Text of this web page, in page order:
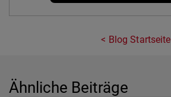
Blog Startseite
Ähnliche Beiträge